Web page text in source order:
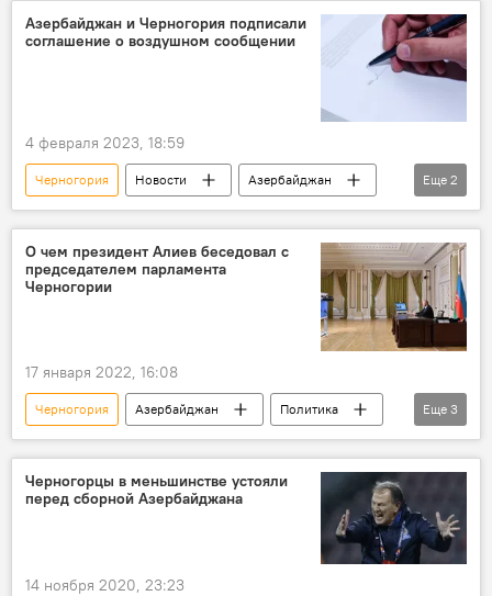
Азербайджан и Черногория подписали
соглашение о воздушном сообщении
4 февраля 2023, 18:59
Черногория Новости
Азербайджан
Экономика
авиасообщение
Еще 2
О чем президент Алиев беседовал с
председателем парламента
Черногории
17 января 2022, 16:08
Черногория Азербайджан
Политика
переговоры
Ильхам Алиев
парламент
Еще 3
Черногорцы в меньшинстве устояли
перед сборной Азербайджана
14 ноября 2020, 23:23